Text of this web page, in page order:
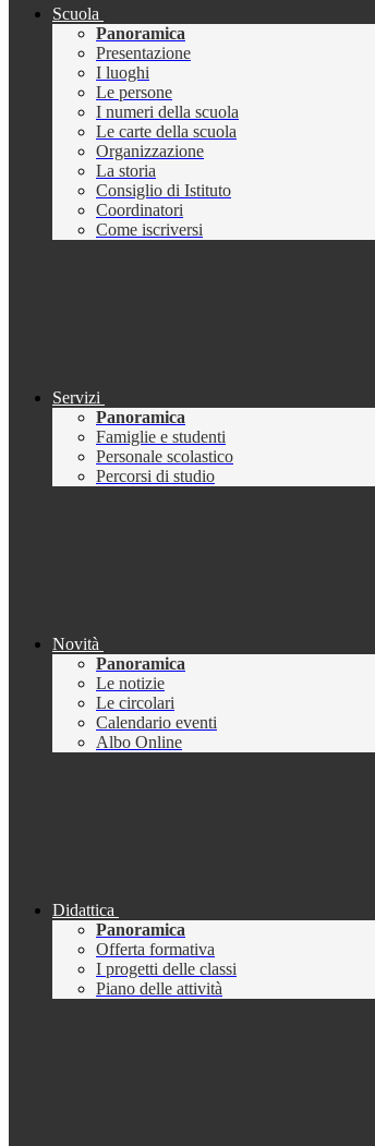
Scuola
Panoramica
Presentazione
I luoghi
Le persone
I numeri della scuola
Le carte della scuola
Organizzazione
La storia
Consiglio di Istituto
Coordinatori
Come iscriversi
Servizi
Panoramica
Famiglie e studenti
Personale scolastico
Percorsi di studio
Novità
Panoramica
Le notizie
Le circolari
Calendario eventi
Albo Online
Didattica
Panoramica
Offerta formativa
I progetti delle classi
Piano delle attività